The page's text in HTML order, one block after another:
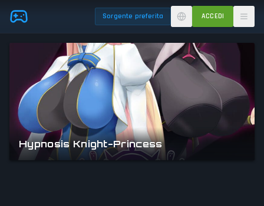
Skip to main content Sorgente preferita ACCEDI
Hypnosis Knight-Princess